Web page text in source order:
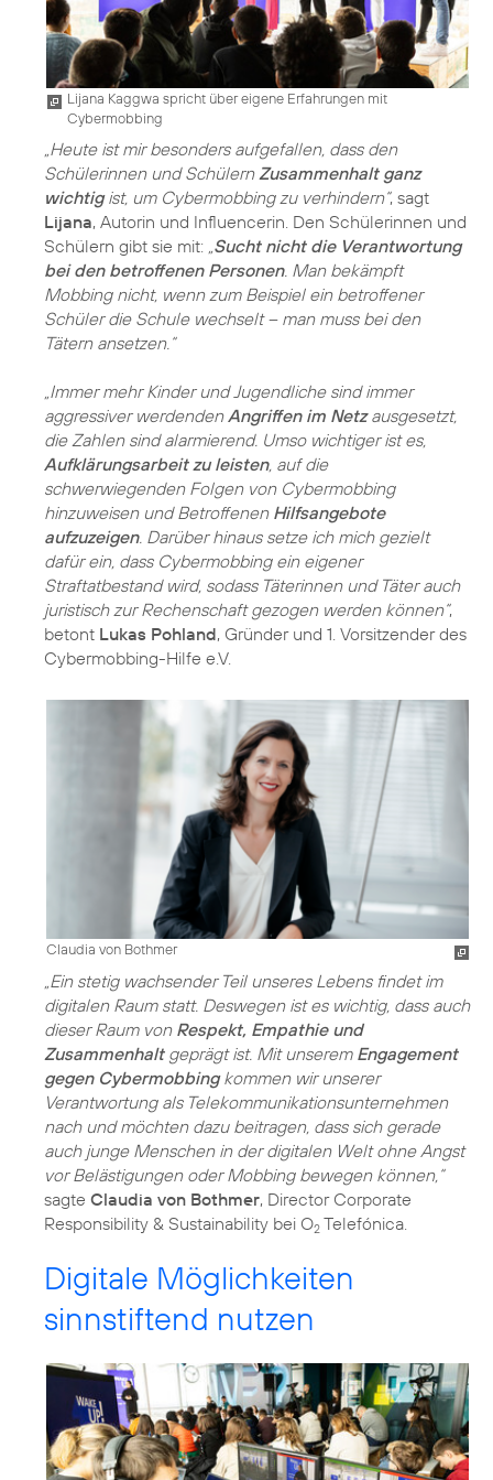
Lijana Kaggwa spricht über eigene Erfahrungen mit
Cybermobbing
„Heute ist mir besonders aufgefallen, dass den
Schülerinnen und SchülernZusammenhalt ganz
wichtigist, um Cybermobbing zu verhindern“, sagt
Lijana, Autorin und Influencerin. Den Schülerinnen und
Schülern gibt sie mit: „Sucht nicht die Verantwortung
bei den betroffenen Personen. Man bekämpft
Mobbing nicht, wenn zum Beispiel ein betroffener
Schüler die Schule wechselt – man muss bei den
Tätern ansetzen.“
„Immer mehr Kinder und Jugendliche sind immer
aggressiver werdendenAngriffen im Netzausgesetzt,
die Zahlen sind alarmierend. Umso wichtiger ist es,
Aufklärungsarbeit zu leisten, auf die
schwerwiegenden Folgen von Cybermobbing
hinzuweisen und Betroffenen Hilfsangebote
aufzuzeigen. Darüber hinaus setze ich mich gezielt
dafür ein, dass Cybermobbing ein eigener
Straftatbestand wird, sodass Täterinnen und Täter auch
juristisch zur Rechenschaft gezogen werden können“,
betont Lukas Pohland, Gründer und 1. Vorsitzender des
Cybermobbing-Hilfe e.V.
Claudia von Bothmer
„Ein stetig wachsender Teil unseres Lebens findet im
digitalen Raum statt. Deswegen ist es wichtig, dass auch
dieser Raum von Respekt, Empathie und
Zusammenhaltgeprägt ist. Mit unserem Engagement
gegen Cybermobbingkommen wir unserer
Verantwortung als Telekommunikationsunternehmen
nach und möchten dazu beitragen, dass sich gerade
auch junge Menschen in der digitalen Welt ohne Angst
vor Belästigungen oder Mobbing bewegen können,“
sagte Claudia von Bothmer, Director Corporate
Responsibility & Sustainability bei O2 Telefónica.
Digitale Möglichkeiten
sinnstiftend nutzen